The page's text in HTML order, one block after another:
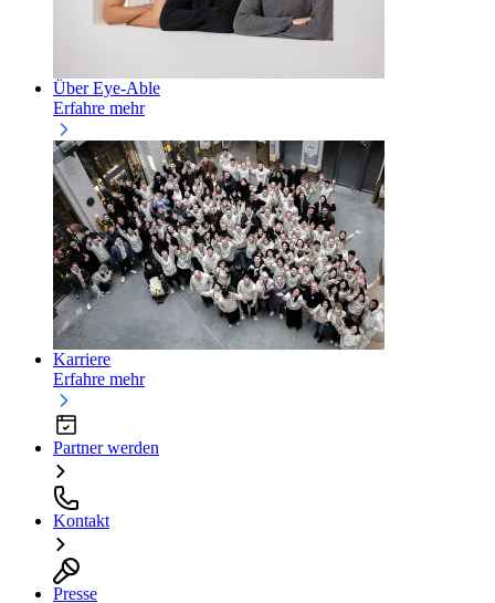
Über Eye-Able
Erfahre mehr
Karriere
Erfahre mehr
Partner werden
Kontakt
Presse